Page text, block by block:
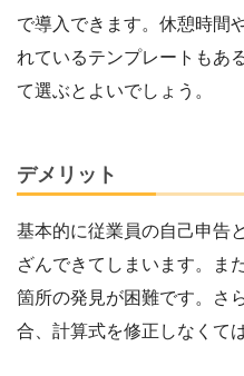
で導入できます。休憩時間
れているテンプレートもあ
て選ぶとよいでしょう。
デメリット
基本的に従業員の自己申告
ざんできてしまいます。ま
箇所の発見が困難です。さ
合、計算式を修正しなくて